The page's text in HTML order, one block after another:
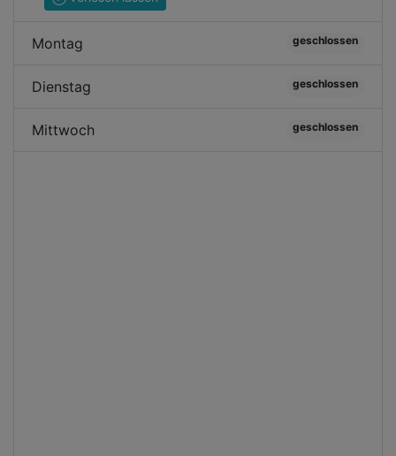
Montag geschlossen
Dienstag geschlossen
Mittwoch geschlossen